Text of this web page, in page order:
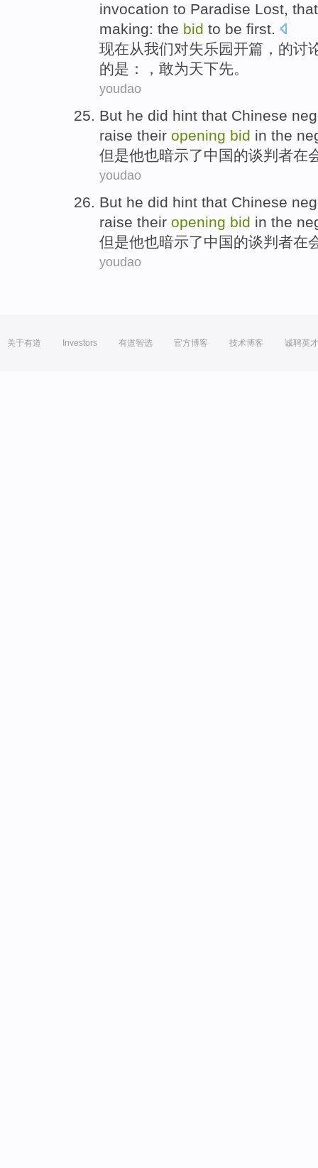
invocation to Paradise Lost,
making: the bid to be first.
现在从我们对失乐园开篇 ， 的讨
的是：， 敢为天下先。
youdao
But he did hint that Chinese
raise their opening bid in the
但是他也暗示了中国的谈判者在
youdao
But he did hint that Chinese
raise their opening bid in the
但是他也暗示了中国的谈判者在
youdao
关于有道 Investors 有道智选 官方博客 技术博客 诚聘英才